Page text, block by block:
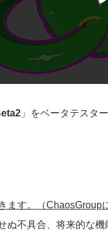
」をベータテスタ
す。（ChaosGroup
ぬ不具合、将来的な